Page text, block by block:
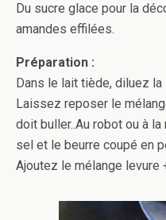
Du sucre glace pour la
amandes effilées.
Préparation :
Dans le lait tiède, diluez
Laissez reposer le
doit buller..Au robot ou à
sel et le beurre coupé en
Ajoutez le mélange levure